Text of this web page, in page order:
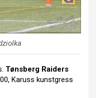
Tønsberg Raiders
Karuss kunstgress